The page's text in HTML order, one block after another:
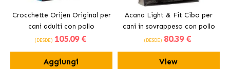
Crocchette Orijen Original per
cani adulti con pollo
(DESDE) 105.09 €
Aggiungi
Acana Light & Fit Cibo per
cani in sovrappeso con pollo
fresco
(DESDE) 80.39 €
View